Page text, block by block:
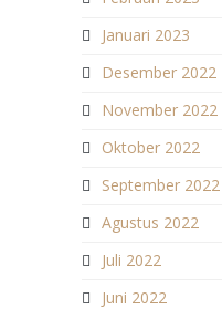
Januari 2023
Desember 2022
November 2022
Oktober 2022
September 2022
Agustus 2022
Juli 2022
Juni 2022